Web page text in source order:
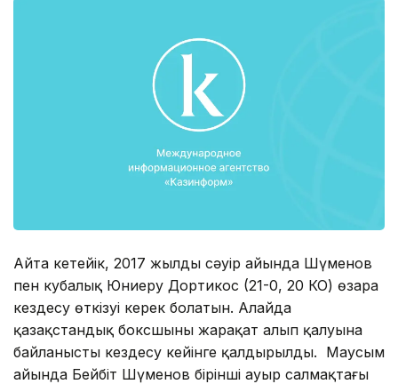
Айта кетейік, 2017 жылдың сәуір айында Шүменов
пен кубалық Юниеру Дортикос (21-0, 20 КО) өзара
кездесу өткізуі керек болатын. Алайда
қазақстандық боксшының жарақат алып қалуына
байланысты кездесу кейінге қалдырылды. Маусым
айында Бейбіт Шүменов бірінші ауыр салмақтағы